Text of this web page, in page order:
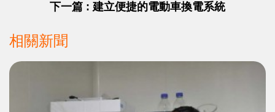
下一篇 : 建立便捷的電動車換電系統
相關新聞